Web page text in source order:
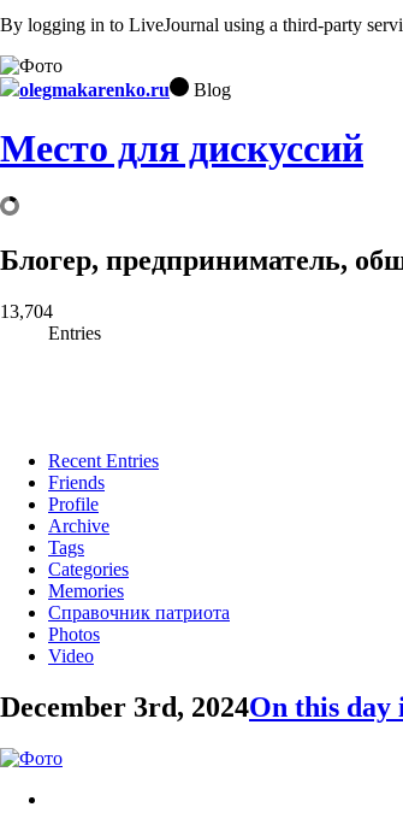
By logging in to LiveJournal using a third-party
olegmakarenko.ru Blog
Место для дискуссий
Блогер, предприниматель,
13,704
Entries
Recent Entries
Friends
Profile
Archive
Tags
Categories
Memories
Справочник патриота
Photos
Video
December 3rd, 2024On this day